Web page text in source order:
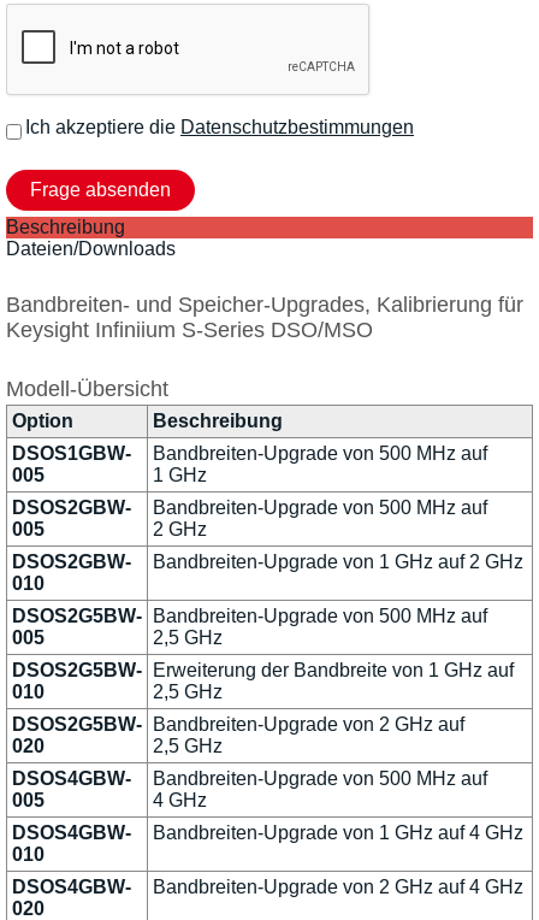
Ich akzeptiere die Datenschutzbestimmungen
Beschreibung
Dateien/Downloads
Bandbreiten- und Speicher-Upgrades, Kalibrierung für
Keysight Infiniium S-Series DSO/MSO
Modell-Übersicht
Option
Beschreibung
DSOS1GBW-
005
Bandbreiten-Upgrade von 500 MHz auf
1 GHz
DSOS2GBW-
005
Bandbreiten-Upgrade von 500 MHz auf
2 GHz
DSOS2GBW-
010
Bandbreiten-Upgrade von 1 GHz auf 2 GHz
DSOS2G5BW-
005
Bandbreiten-Upgrade von 500 MHz auf
2,5 GHz
DSOS2G5BW-
010
Erweiterung der Bandbreite von 1 GHz auf
2,5 GHz
DSOS2G5BW-
020
Bandbreiten-Upgrade von 2 GHz auf
2,5 GHz
DSOS4GBW-
005
Bandbreiten-Upgrade von 500 MHz auf
4 GHz
DSOS4GBW-
010
Bandbreiten-Upgrade von 1 GHz auf 4 GHz
DSOS4GBW-
020
Bandbreiten-Upgrade von 2 GHz auf 4 GHz